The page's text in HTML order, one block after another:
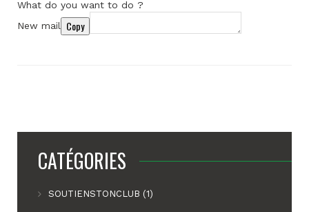
What do you want to do ?
New mail
Copy
CATÉGORIES
SOUTIENSTONCLUB (1)